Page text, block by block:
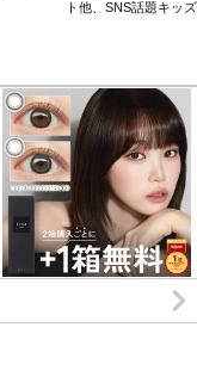
ト他、SNS話題キッ